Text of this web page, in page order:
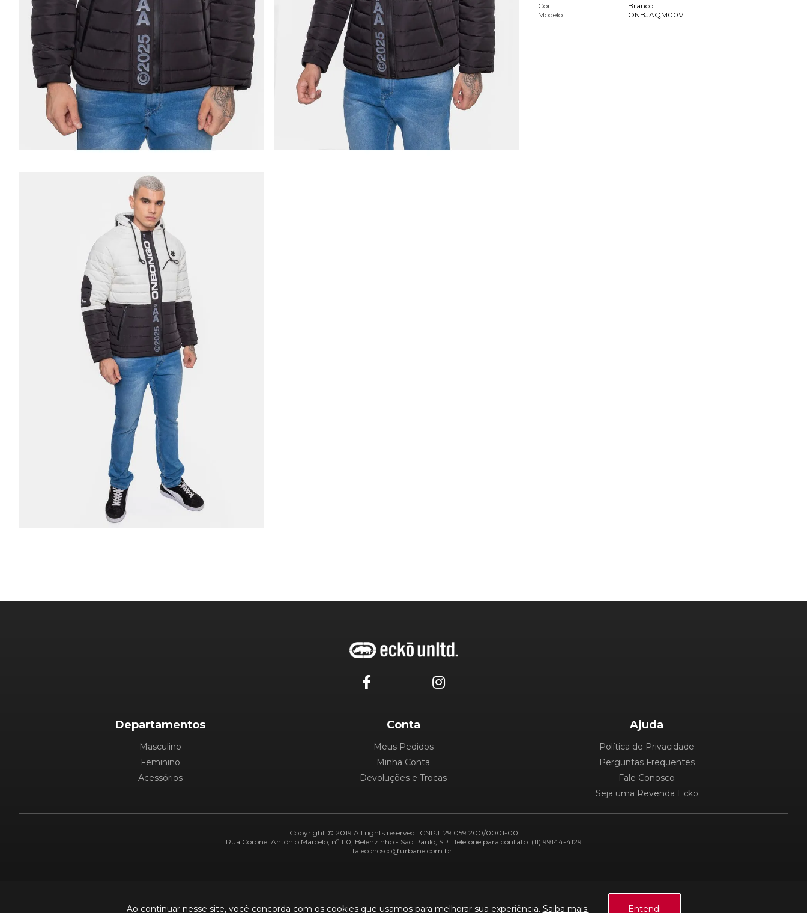
Ao continuar nesse site, você concorda com os cookies que usamos para melhorar sua experiência. Saiba mais. Entendi
Cor
Branco
Modelo
ONBJAQM00V
Departamentos
Masculino
Feminino
Acessórios
Conta
Meus Pedidos
Minha Conta
Devoluções e Trocas
Ajuda
Política de Privacidade
Perguntas Frequentes
Fale Conosco
Seja uma Revenda Ecko
Copyright © 2019 All rights reserved. CNPJ: 29.059.200/0001-00
Rua Coronel Antônio Marcelo, nº 110, Belenzinho - São Paulo, SP. Telefone para contato: (11) 99144-4129
faleconosco@urbane.com.br